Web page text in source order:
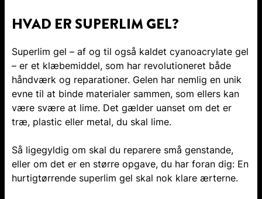
HVAD ER SUPERLIM GEL?
Superlim gel – af og til også kaldet cyanoacrylate gel
– er et klæbemiddel, som har revolutioneret både
håndværk og reparationer. Gelen har nemlig en unik
evne til at binde materialer sammen, som ellers kan
være svære at lime. Det gælder uanset om det er
træ, plastic eller metal, du skal lime.
Så ligegyldig om skal du reparere små genstande,
eller om det er en større opgave, du har foran dig: En
hurtigtørrende superlim gel skal nok klare ærterne.